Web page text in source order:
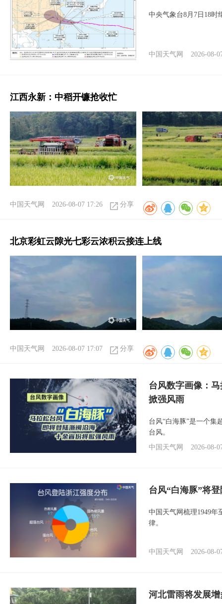
中央气象台8月7日18时
中国天气网 2026-08-
江西永新：中稻开镰抢收忙
中国天气网 2026-08-07 17:26 分享
北京彩虹云隙光七彩云浓积云接连上线
中国天气网 2026-08-07 17:07 分享
台风数字画像：
掀强风雨
台风“白海豚”是一个集
台风。
中国天气网
2026-08-
台风“白海豚”将
中国天气网梳理1949年
律。
中国天气网 2026-08-
河北雷雨将发展